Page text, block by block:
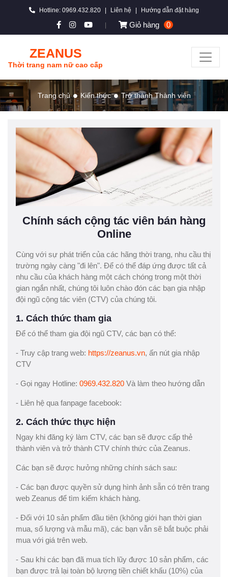
Hotline: 0969.432.820 Liên hệ Hướng dẫn đặt hàng
Giỏ hàng 0
ZEANUS
Thời trang nam nữ cao cấp
Trang chủ Kiến thức Trở thành Thành viên
Chính sách cộng tác viên bán hàng
Online
Cùng với sự phát triển của các hãng thời trang, nhu cầu thị
trường ngày càng "đi lên". Để có thể đáp ứng được tất cả
nhu cầu của khách hàng một cách chóng trong một thời
gian ngắn nhất, chúng tôi luôn chào đón các bạn gia nhập
đội ngũ cộng tác viên (CTV) của chúng tôi.
1. Cách thức tham gia
Để có thể tham gia đội ngũ CTV, các bạn có thể:
- Truy cập trang web: https://zeanus.vn, ấn nút gia nhập
CTV
- Gọi ngay Hotline: 0969.432.820 Và làm theo hướng dẫn
- Liên hệ qua fanpage facebook:
2. Cách thức thực hiện
Ngay khi đăng ký làm CTV, các bạn sẽ được cấp thẻ
thành viên và trở thành CTV chính thức của Zeanus.
Các bạn sẽ được hưởng những chính sách sau:
- Các bạn được quyền sử dụng hình ảnh sẵn có trên trang
web Zeanus để tìm kiếm khách hàng.
- Đối với 10 sản phẩm đầu tiên (không giới hạn thời gian
mua, số lượng và mẫu mã), các bạn vẫn sẽ bắt buộc phải
mua với giá trên web.
- Sau khi các bạn đã mua tích lũy được 10 sản phẩm, các
bạn được trả lại toàn bộ lượng tiền chiết khấu (10%) của